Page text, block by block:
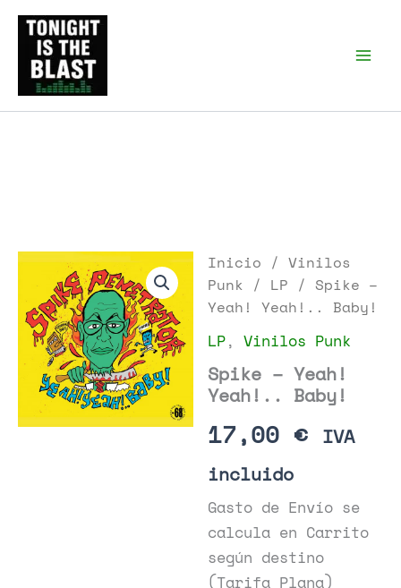
contenido
Inicio /Vinilos
Punk / LP / Spike –
Yeah! Yeah!.. Baby!
LP,Vinilos Punk
Spike – Yeah!
Yeah!.. Baby!
17,00 € IVA
incluido
Gasto de Envío se
calcula en Carrito
según destino
(Tarifa Plana)